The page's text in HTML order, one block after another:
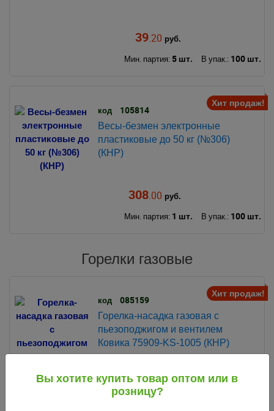
39.20 руб.
Мин. партия: 5 шт. В упак.: 100 шт.
Хит продаж!
код 105814
Весы-безмен электронные
пластиковые до 50 кг (№306)
(КНР)
308.00 руб.
Мин. партия: 1 шт. В упак.: 100 шт.
Горелки газовые
Хит продаж!
код 085159
Горелка-насадка газовая с
пьезоподжигом и вентилем
Ковика 75909-KS-1005 (КНР)
310.50руб.
Вы хотите купить товар оптом или в
розницу?